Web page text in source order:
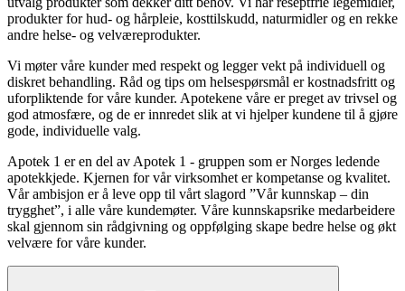
produkter for hud- og hårpleie, kosttilskudd, naturmidler og en rekke
andre helse- og velværeprodukter.
Vi møter våre kunder med respekt og legger vekt på individuell og
diskret behandling. Råd og tips om helsespørsmål er kostnadsfritt og
uforpliktende for våre kunder. Apotekene våre er preget av trivsel og
god atmosfære, og de er innredet slik at vi hjelper kundene til å gjøre
gode, individuelle valg.
Apotek 1 er en del av Apotek 1 - gruppen som er Norges ledende
apotekkjede. Kjernen for vår virksomhet er kompetanse og kvalitet.
Vår ambisjon er å leve opp til vårt slagord ”Vår kunnskap – din
trygghet”, i alle våre kundemøter. Våre kunnskapsrike medarbeidere
skal gjennom sin rådgivning og oppfølging skape bedre helse og økt
velvære for våre kunder.